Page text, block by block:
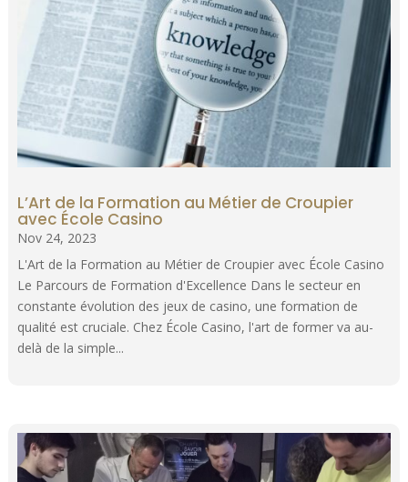
L’Art de la Formation au Métier de Croupier
avec École Casino
Nov 24, 2023
L'Art de la Formation au Métier de Croupier avec École Casino
Le Parcours de Formation d'Excellence Dans le secteur en
constante évolution des jeux de casino, une formation de
qualité est cruciale. Chez École Casino, l'art de former va au-
delà de la simple...